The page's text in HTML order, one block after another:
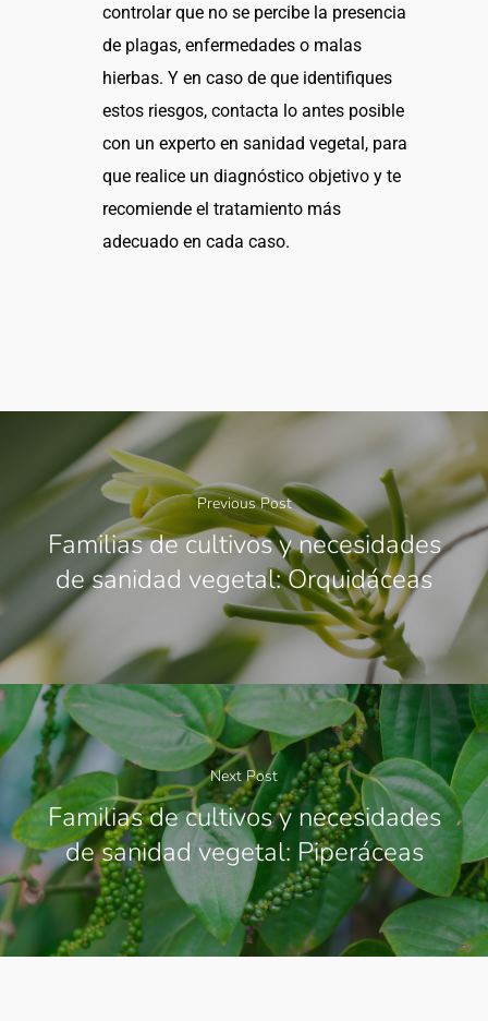
controlar que no se percibe la presencia
de plagas, enfermedades o malas
hierbas. Y en caso de que identifiques
estos riesgos, contacta lo antes posible
con un experto en sanidad vegetal, para
que realice un diagnóstico objetivo y te
recomiende el tratamiento más
adecuado en cada caso.
Previous Post
Familias de cultivos y necesidades
de sanidad vegetal: Orquidáceas
Next Post
Familias de cultivos y necesidades
de sanidad vegetal: Piperáceas